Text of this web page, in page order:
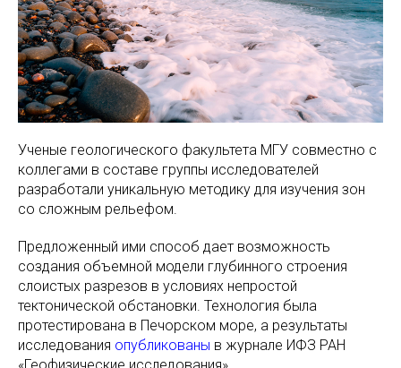
Ученые геологического факультета МГУ совместно с
коллегами в составе группы исследователей
разработали уникальную методику для изучения зон
со сложным рельефом.
Предложенный ими способ дает возможность
создания объемной модели глубинного строения
слоистых разрезов в условиях непростой
тектонической обстановки. Технология была
протестирована в Печорском море, а результаты
исследования опубликованы в журнале ИФЗ РАН